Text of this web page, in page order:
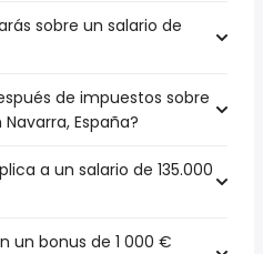
sobre un salario de
de impuestos sobre
España?
a un salario de 135.000
un bonus de 1 000 €